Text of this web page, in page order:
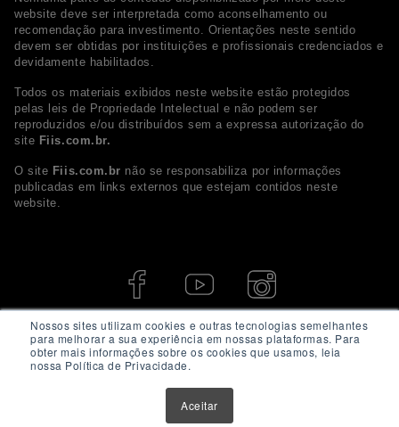
Nossos sites utilizam cookies e outras tecnologias semelhantes
para melhorar a sua experiência em nossas plataformas. Para
obter mais informações sobre os cookies que usamos, leia
nossa Política de Privacidade.
Aceitar
website deve ser interpretada como aconselhamento ou
recomendação para investimento. Orientações neste sentido
devem ser obtidas por instituições e profissionais credenciados e
devidamente habilitados.
Todos os materiais exibidos neste website estão protegidos
pelas leis de Propriedade Intelectual e não podem ser
reproduzidos e/ou distribuídos sem a expressa autorização do
site Fiis.com.br.
O site Fiis.com.br não se responsabiliza por informações
publicadas em links externos que estejam contidos neste
website.
© 2026 - Fiis.com.br. Todos os direitos Reservados.